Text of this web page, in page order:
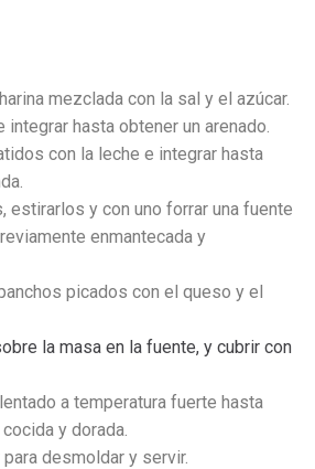
mezclada con la sal y el azúcar.
integrar hasta obtener un arenado.
con la leche e integrar hasta
estirarlos y con uno forrar una fuente
enmantecada y
picados con el queso y el
la masa en la fuente, y cubrir con
a temperatura fuerte hasta
y dorada.
desmoldar y servir.